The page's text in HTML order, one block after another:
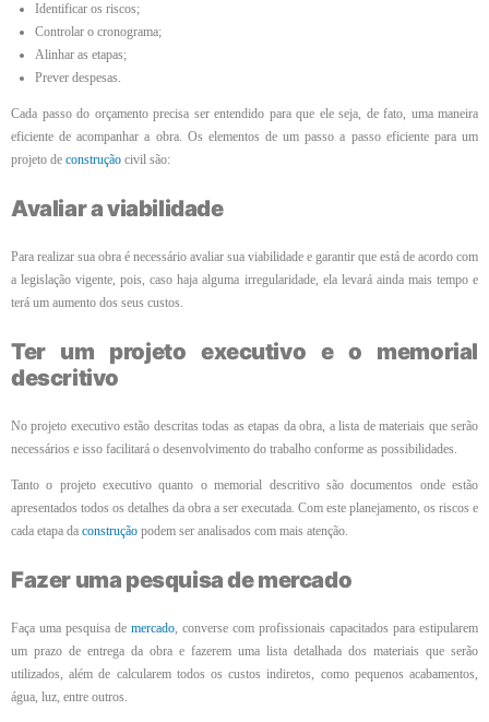
Identificar os riscos;
Controlar o cronograma;
Alinhar as etapas;
Prever despesas.
Cada passo do orçamento precisa ser entendido para que ele seja, de fato, uma maneira
eficiente de acompanhar a obra. Os elementos de um passo a passo eficiente para um
projeto de construção civil são:
Avaliar a viabilidade
Para realizar sua obra é necessário avaliar sua viabilidade e garantir que está de acordo com
a legislação vigente, pois, caso haja alguma irregularidade, ela levará ainda mais tempo e
terá um aumento dos seus custos.
Ter um projeto executivo e o memorial
descritivo
No projeto executivo estão descritas todas as etapas da obra, a lista de materiais que serão
necessários e isso facilitará o desenvolvimento do trabalho conforme as possibilidades.
Tanto o projeto executivo quanto o memorial descritivo são documentos onde estão
apresentados todos os detalhes da obra a ser executada. Com este planejamento, os riscos e
cada etapa da construção podem ser analisados com mais atenção.
Fazer uma pesquisa de mercado
Faça uma pesquisa de mercado, converse com profissionais capacitados para estipularem
um prazo de entrega da obra e fazerem uma lista detalhada dos materiais que serão
utilizados, além de calcularem todos os custos indiretos, como pequenos acabamentos,
água, luz, entre outros.